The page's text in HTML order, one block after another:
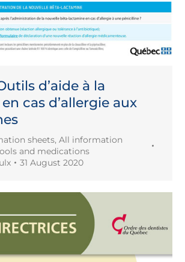
d’aide à la
cas d’allergie aux
sheets, All information
and medications
31 August 2020